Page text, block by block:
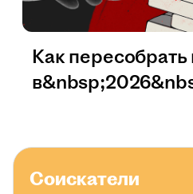
Как
Соискатели